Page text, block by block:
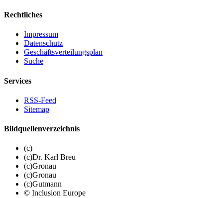
Rechtliches
Impressum
Datenschutz
Geschäftsverteilungsplan
Suche
Services
RSS-Feed
Sitemap
Bildquellenverzeichnis
(c)
(c)Dr. Karl Breu
(c)Gronau
(c)Gronau
(c)Gutmann
© Inclusion Europe